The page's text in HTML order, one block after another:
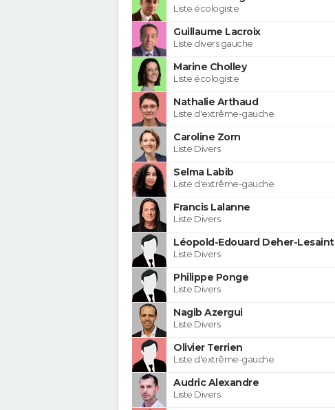
Liste écologiste
Guillaume Lacroix
Liste divers gauche
Marine Cholley
Liste écologiste
Nathalie Arthaud
Liste d'extrême-gauche
Caroline Zorn
Liste Divers
Selma Labib
Liste d'extrême-gauche
Francis Lalanne
Liste Divers
Léopold-Edouard Deher-Lesaint
Liste Divers
Philippe Ponge
Liste Divers
Nagib Azergui
Liste Divers
Olivier Terrien
Liste d'extrême-gauche
Audric Alexandre
Liste Divers